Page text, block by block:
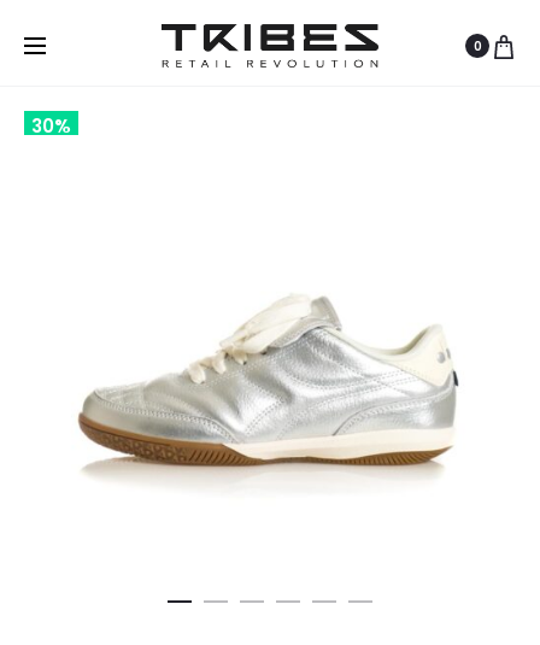
0
30%